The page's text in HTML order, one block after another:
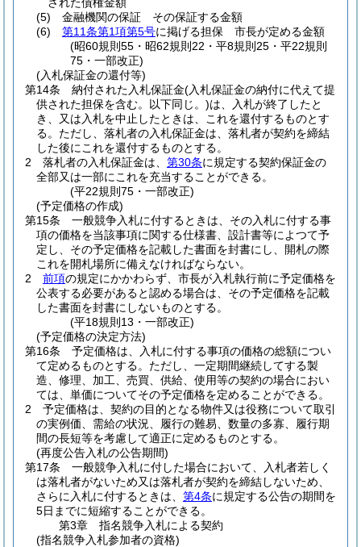
(5)
金融機関の保証 その保証する金額
(6)
第11条第1項第5号に掲げる担保 市長が定める金額
(昭60規則55・昭62規則22・平8規則25・平22規則
75・一部改正)
(入札保証金の還付等)
第14条
納付された入札保証金(入札保証金の納付に代えて提
供された担保を含む。以下同じ。)は、入札が終了したと
き、又は入札を中止したときは、これを還付するものとす
る。 ただし、落札者の入札保証金は、落札者が契約を締結
した後にこれを還付するものとする。
2
落札者の入札保証金は、 第30条に規定する契約保証金の
全部又は一部にこれを充当することができる。
(平22規則75・一部改正)
(予定価格の作成)
第15条
一般競争入札に付するときは、その入札に付する事
項の価格を当該事項に関する仕様書、設計書等によつて予
定し、その予定価格を記載した書面を封書にし、開札の際
これを開札場所に備えなければならない。
2
前項の規定にかかわらず、市長が入札執行前に予定価格を
公表する必要があると認める場合は、その予定価格を記載
した書面を封書にしないものとする。
(平18規則13・一部改正)
(予定価格の決定方法)
第16条
予定価格は、入札に付する事項の価格の総額につい
て定めるものとする。 ただし、一定期間継続してする製
造、修理、加工、売買、供給、使用等の契約の場合におい
ては、単価についてその予定価格を定めることができる。
2
予定価格は、契約の目的となる物件又は役務について取引
の実例価、需給の状況、履行の難易、数量の多寡、履行期
間の長短等を考慮して適正に定めるものとする。
(再度公告入札の公告期間)
第17条
一般競争入札に付した場合において、入札者若しく
は落札者がないため又は落札者が契約を締結しないため、
さらに入札に付するときは、 第4条に規定する公告の期間を
5日までに短縮することができる。
第3章
指名競争入札による契約
(指名競争入札参加者の資格)